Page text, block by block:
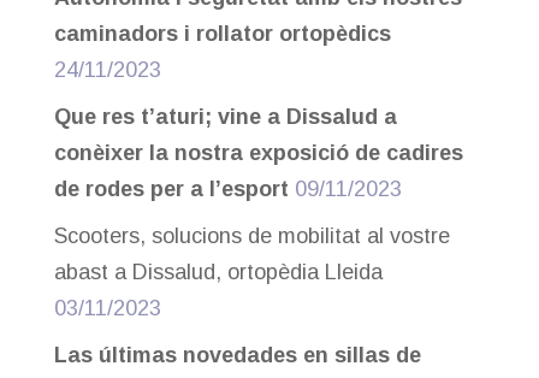
caminadors i rollator ortopèdics
24/11/2023
Que res t’aturi; vine a Dissalud a
conèixer la nostra exposició de cadires
de rodes per a l’esport 09/11/2023
Scooters, solucions de mobilitat al vostre
abast a Dissalud, ortopèdia Lleida
03/11/2023
Las últimas novedades en sillas de